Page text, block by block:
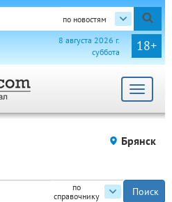
по новостям
18+
8 августа 2026 г.
суббота
Toggle
Брянск
по
справочнику